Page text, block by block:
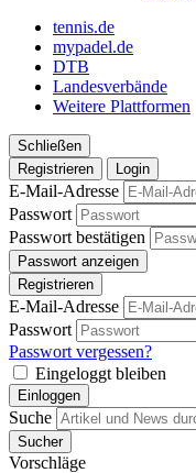
tennis.de
mypadel.de
DTB
Landesverbände
Weitere Plattformen
Schließen
Registrieren
Login
E-Mail-Adresse
Passwort
Passwort bestätigen
Passwort anzeigen
Registrieren
E-Mail-Adresse
Passwort
Passwort vergessen?
Eingeloggt bleiben
Einloggen
Suche
Sucher
Vorschläge